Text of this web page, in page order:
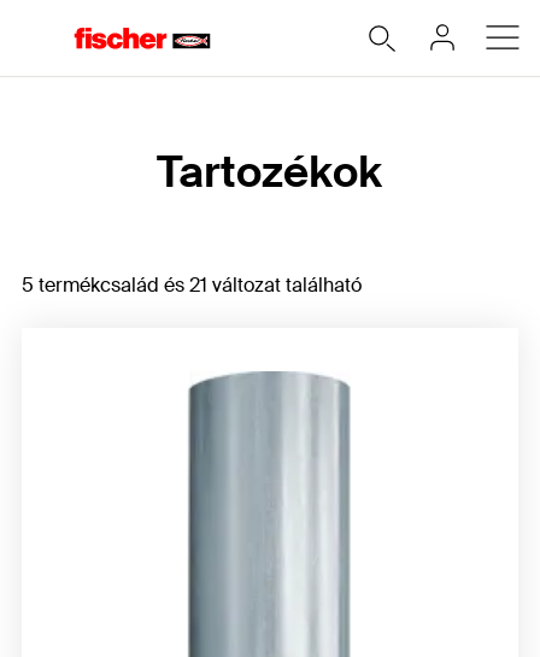
Tartozékok
5 termékcsalád és 21 változat található